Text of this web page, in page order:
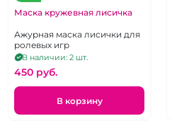
Маска кружевная лисичка
Ажурная маска лисички для
ролевых игр
В наличии: 2 шт.
450 pуб.
В корзину